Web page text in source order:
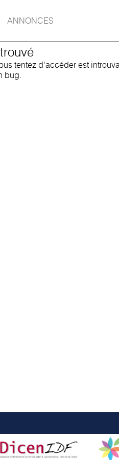
ANNONCES
tentez d'accéder est
bug.